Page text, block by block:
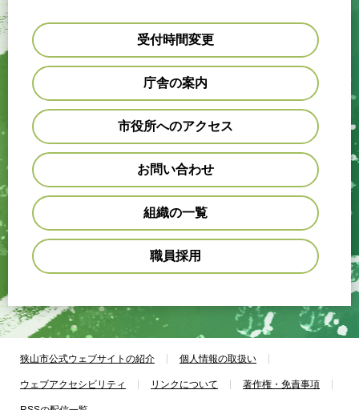
受付時間変更
庁舎の案内
市役所へのアクセス
お問い合わせ
組織の一覧
職員採用
狭山市公式ウェブサイトの紹介 個人情報の取扱い
ウェブアクセシビリティ リンクについて 著作権・免責事項